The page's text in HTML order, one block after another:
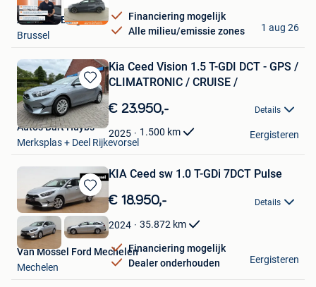
Financiering mogelijk
Alle milieu/emissie zones
Autohero België
Brussel
1 aug 26
Bewaren
in
Mijn
Favorieten
Kia Ceed Vision 1.5 T-GDI DCT - GPS /
CLIMATRONIC / CRUISE /
€ 23.950,- Details
2025 1.500 km
Auto's Bart Huybs
Merksplas + Deel Rijkevorsel
Eergisteren
Bewaren
in
Mijn
Favorieten
KIA Ceed sw 1.0 T-GDi 7DCT Pulse
€ 18.950,- Details
2024 35.872 km
Financiering mogelijk
Dealer onderhouden
Van Mossel Ford Mechelen
Mechelen
Eergisteren